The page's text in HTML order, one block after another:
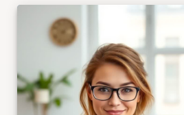
CAI
Coach
Systemische Tools für
spürbare Klienten-